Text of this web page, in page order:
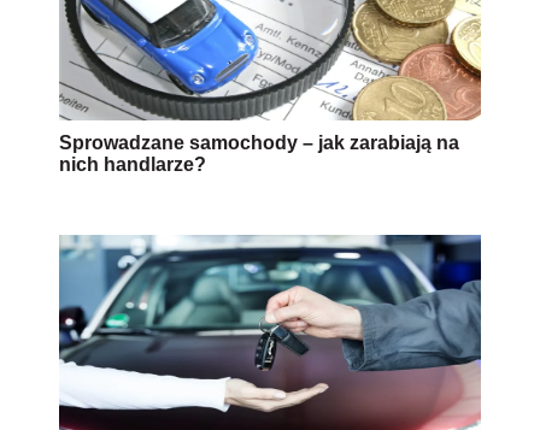
Sprowadzane samochody – jak zarabiają na
nich handlarze?